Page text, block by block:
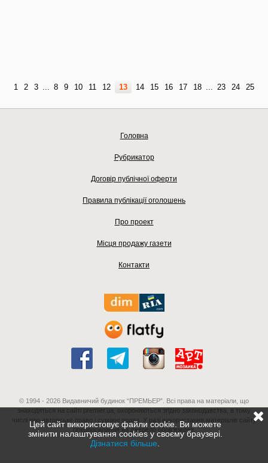
1 2 3 ... 8 9 10 11 12 13 14 15 16 17 18 ... 23 24 25
Головна
Рубрикатор
Договір публічної оферти
Правила публікації оголошень
Про проект
Місця продажу газети
Контакти
© 1994 - 2026 Видавничий будинок “ПРЕМЬЕР”. Всі права на матеріали, що
знаходяться на сайті premier.ua, охороняються згідно законодавства, в тому
числі про авторське право і суміжні права. У разі використання матеріалів сайту
гіперпосилання на джерело обов'язкове.
Цей сайт використовує файли cookie. Ви можете
змінити налаштування cookies у своєму браузері.
Дізнатися більше